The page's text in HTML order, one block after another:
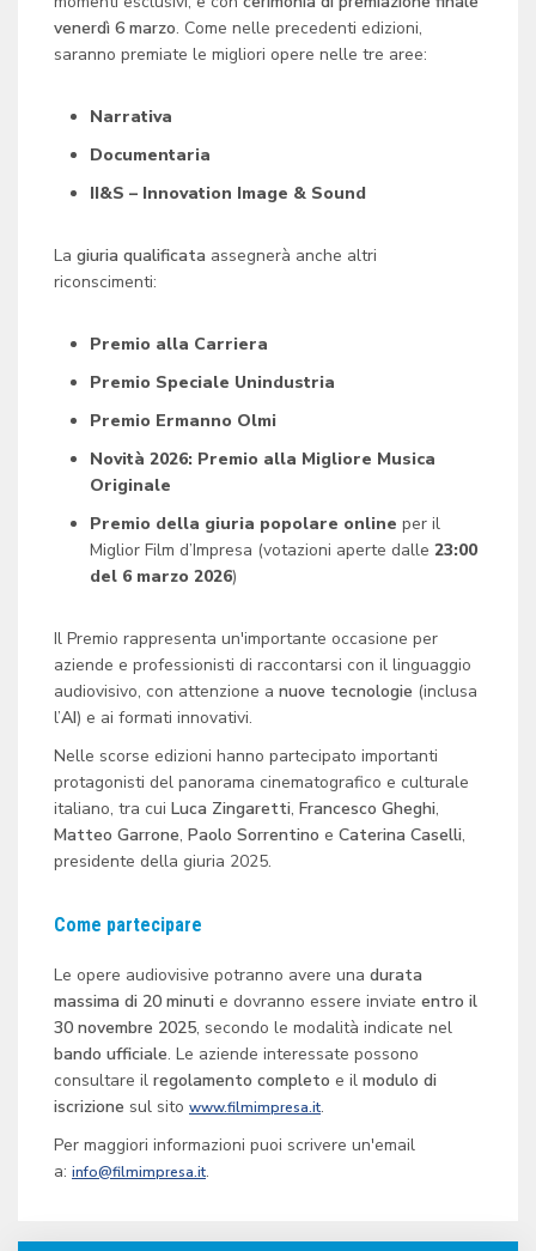
venerdì 6 marzo. Come nelle precedenti edizioni,
saranno premiate le migliori opere nelle tre aree:
Narrativa
Documentaria
II&S – Innovation Image & Sound
La giuria qualificata assegnerà anche altri
riconscimenti:
Premio alla Carriera
Premio Speciale Unindustria
Premio Ermanno Olmi
Novità 2026: Premio alla Migliore Musica
Originale
Premio della giuria popolare online per il
Miglior Film d’Impresa (votazioni aperte dalle 23:00
del 6 marzo 2026)
Il Premio rappresenta un'importante occasione per
aziende e professionisti di raccontarsi con il linguaggio
audiovisivo, con attenzione a nuove tecnologie (inclusa
l’AI) e ai formati innovativi.
Nelle scorse edizioni hanno partecipato importanti
protagonisti del panorama cinematografico e culturale
italiano, tra cui Luca Zingaretti, Francesco Gheghi,
Matteo Garrone, Paolo Sorrentino e Caterina Caselli,
presidente della giuria 2025.
Come partecipare
Le opere audiovisive potranno avere una durata
massima di 20 minuti e dovranno essere inviate entro il
30 novembre 2025, secondo le modalità indicate nel
bando ufficiale. Le aziende interessate possono
consultare il regolamento completo e il modulo di
iscrizione sul sito www.filmimpresa.it.
Per maggiori informazioni puoi scrivere un'email
a: info@filmimpresa.it.